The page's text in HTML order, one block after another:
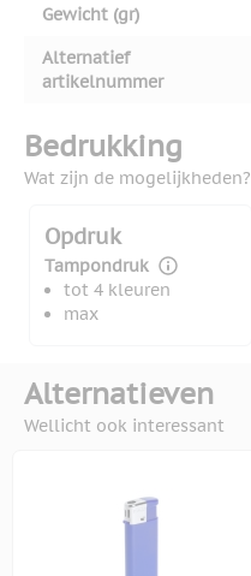
Gewicht (gr)
Alternatief
artikelnummer
Bedrukking
Wat zijn de mogelijkheden?
Opdruk
Tampondruk
tot 4 kleuren
max
Alternatieven
Wellicht ook interessant